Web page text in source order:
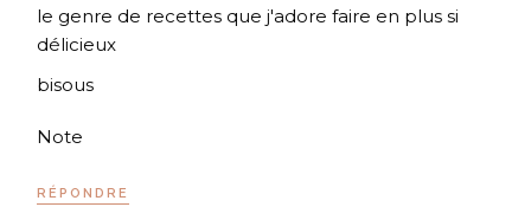
le genre de recettes que j'adore faire en plus si
délicieux
bisous
Note
RÉPONDRE